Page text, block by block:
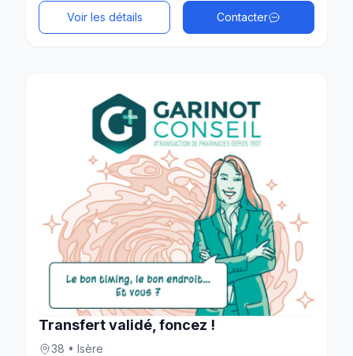
Voir les détails Contacter
Transfert validé, foncez !
38 • Isère